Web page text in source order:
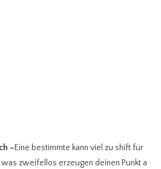
–Eine bestimmte kann viel zu shift für
zweifellos erzeugen deinen Punkt a